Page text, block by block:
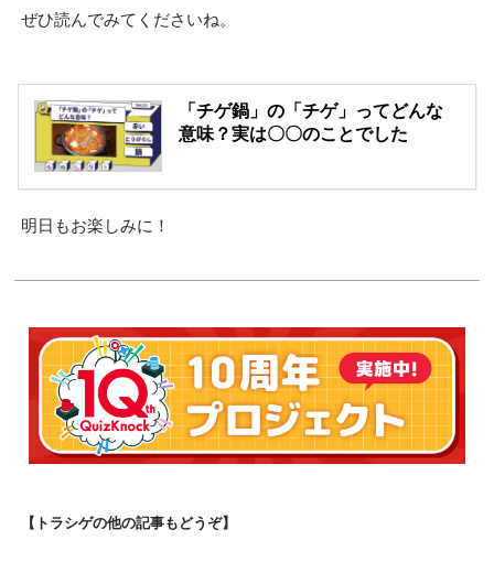
ぜひ読んでみてくださいね。
「チゲ鍋」の「チゲ」ってどんな
意味？実は〇〇のことでした
明日もお楽しみに！
【トラシゲの他の記事もどうぞ】